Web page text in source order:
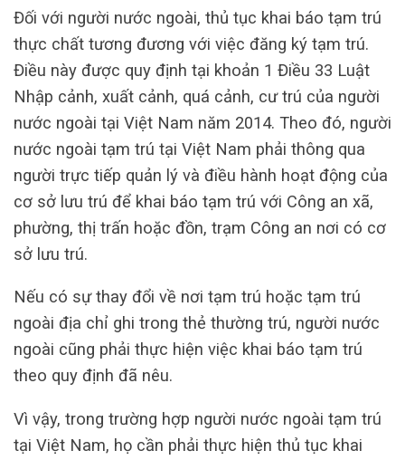
Đối với người nước ngoài, thủ tục khai báo tạm trú
thực chất tương đương với việc đăng ký tạm trú.
Điều này được quy định tại khoản 1 Điều 33 Luật
Nhập cảnh, xuất cảnh, quá cảnh, cư trú của người
nước ngoài tại Việt Nam năm 2014. Theo đó, người
nước ngoài tạm trú tại Việt Nam phải thông qua
người trực tiếp quản lý và điều hành hoạt động của
cơ sở lưu trú để khai báo tạm trú với Công an xã,
phường, thị trấn hoặc đồn, trạm Công an nơi có cơ
sở lưu trú.
Nếu có sự thay đổi về nơi tạm trú hoặc tạm trú
ngoài địa chỉ ghi trong thẻ thường trú, người nước
ngoài cũng phải thực hiện việc khai báo tạm trú
theo quy định đã nêu.
Vì vậy, trong trường hợp người nước ngoài tạm trú
tại Việt Nam, họ cần phải thực hiện thủ tục khai